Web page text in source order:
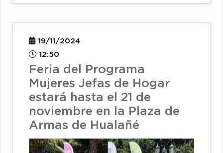
19/11/2024
12:50
Feria del Programa
Mujeres Jefas de Hogar
estará hasta el 21 de
noviembre en la Plaza de
Armas de Hualañé